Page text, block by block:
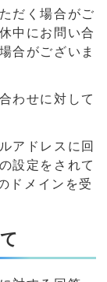
だく場合がご
中にお問い合
合がございま
わせに対して
アドレスに回
設定をされて
ドメインを受